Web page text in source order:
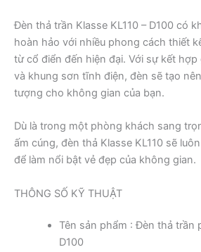
Đèn thả trần Klasse KL110 – D100 có
hoàn hảo với nhiều phong cách thiết
từ cổ điển đến hiện đại. Với sự kết hợp
và khung sơn tĩnh điện, đèn sẽ tạo
tượng cho không gian của bạn.
Dù là trong một phòng khách sang
ấm cúng, đèn thả Klasse KL110 sẽ
để làm nổi bật vẻ đẹp của không gian.
THÔNG SỐ KỸ THUẬT
Tên sản phẩm : Đèn thả trần
D100